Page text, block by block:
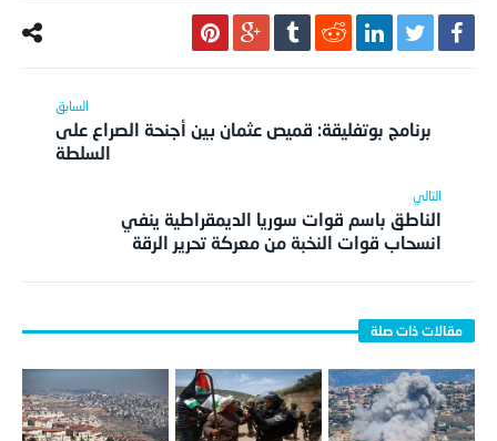
برنامج بوتفليقة: قميص عثمان بين أجنحة الصراع على
السلطة
الناطق باسم قوات سوريا الديمقراطية ينفي
انسحاب قوات النخبة من معركة تحرير الرقة